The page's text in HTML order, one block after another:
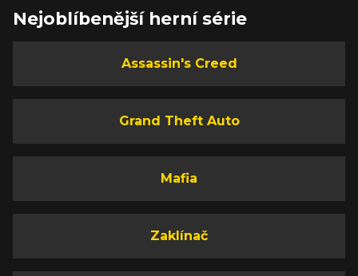
Nejoblíbenější herní série
Assassin's Creed
Grand Theft Auto
Mafia
Zaklínač